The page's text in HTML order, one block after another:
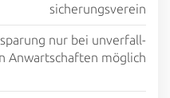
sicherungs­verein
nur bei un­verfall­
Anwart­schaften möglich